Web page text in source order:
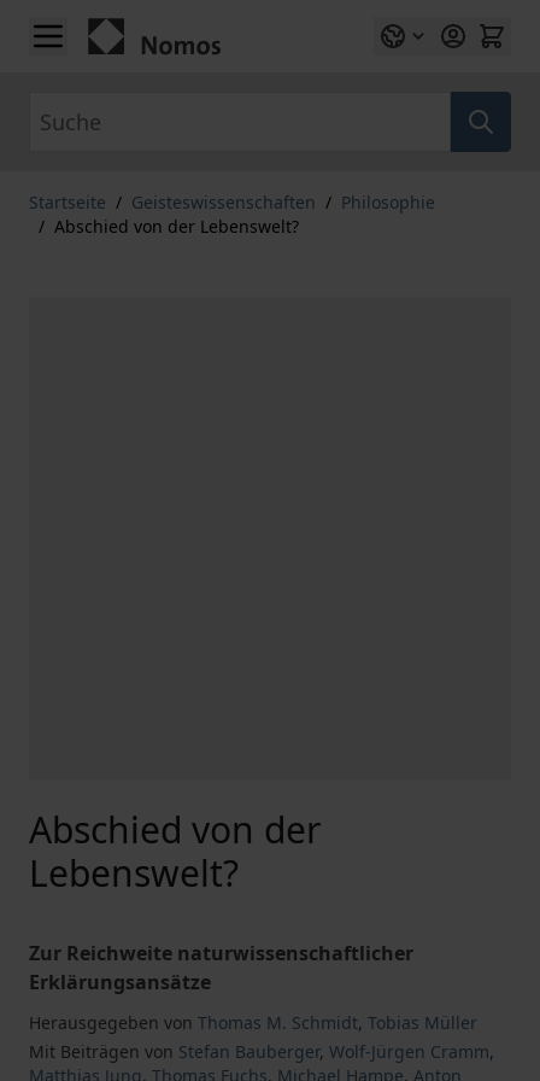
Zum Inhalt springen
Startseite / Geisteswissenschaften / Philosophie
/ Abschied von der Lebenswelt?
Abschied von der
Lebenswelt?
Zur Reichweite naturwissenschaftlicher
Erklärungsansätze
Herausgegeben von Thomas M. Schmidt, Tobias Müller
Mit Beiträgen von Stefan Bauberger, Wolf-Jürgen Cramm,
Matthias Jung, Thomas Fuchs, Michael Hampe, Anton